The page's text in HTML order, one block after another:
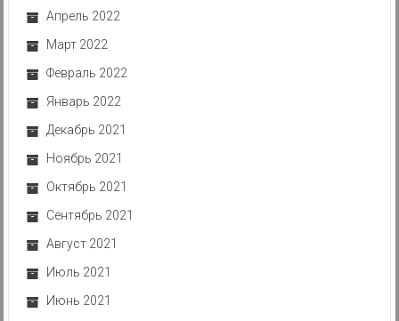
Апрель 2022
Март 2022
Февраль 2022
Январь 2022
Декабрь 2021
Ноябрь 2021
Октябрь 2021
Сентябрь 2021
Август 2021
Июль 2021
Июнь 2021